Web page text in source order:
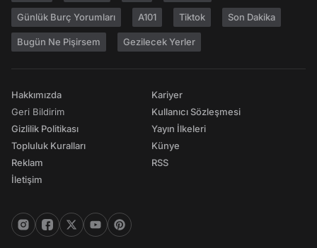
Günlük Burç Yorumları A101 Tiktok Son Dakika
Bugün Ne Pişirsem Gezilecek Yerler
Hakkımızda
Geri Bildirim
Gizlilik Politikası
Topluluk Kuralları
Reklam
İletişim
Kariyer
Kullanıcı Sözleşmesi
Yayın İlkeleri
Künye
RSS